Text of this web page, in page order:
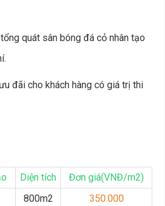
quát sân bóng đá cỏ nhân tạo
đãi cho khách hàng có giá trị thi
Diện tích
Đơn giá(VNĐ/m2)
800m2
350.000